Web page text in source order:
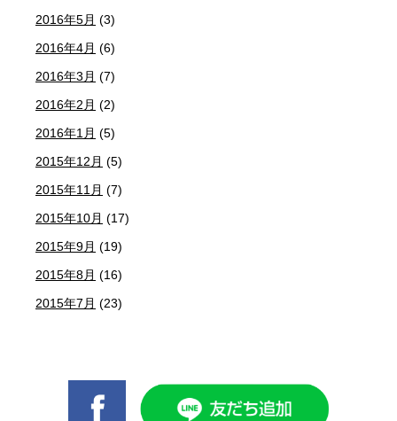
2016年5月 (3)
2016年4月 (6)
2016年3月 (7)
2016年2月 (2)
2016年1月 (5)
2015年12月 (5)
2015年11月 (7)
2015年10月 (17)
2015年9月 (19)
2015年8月 (16)
2015年7月 (23)